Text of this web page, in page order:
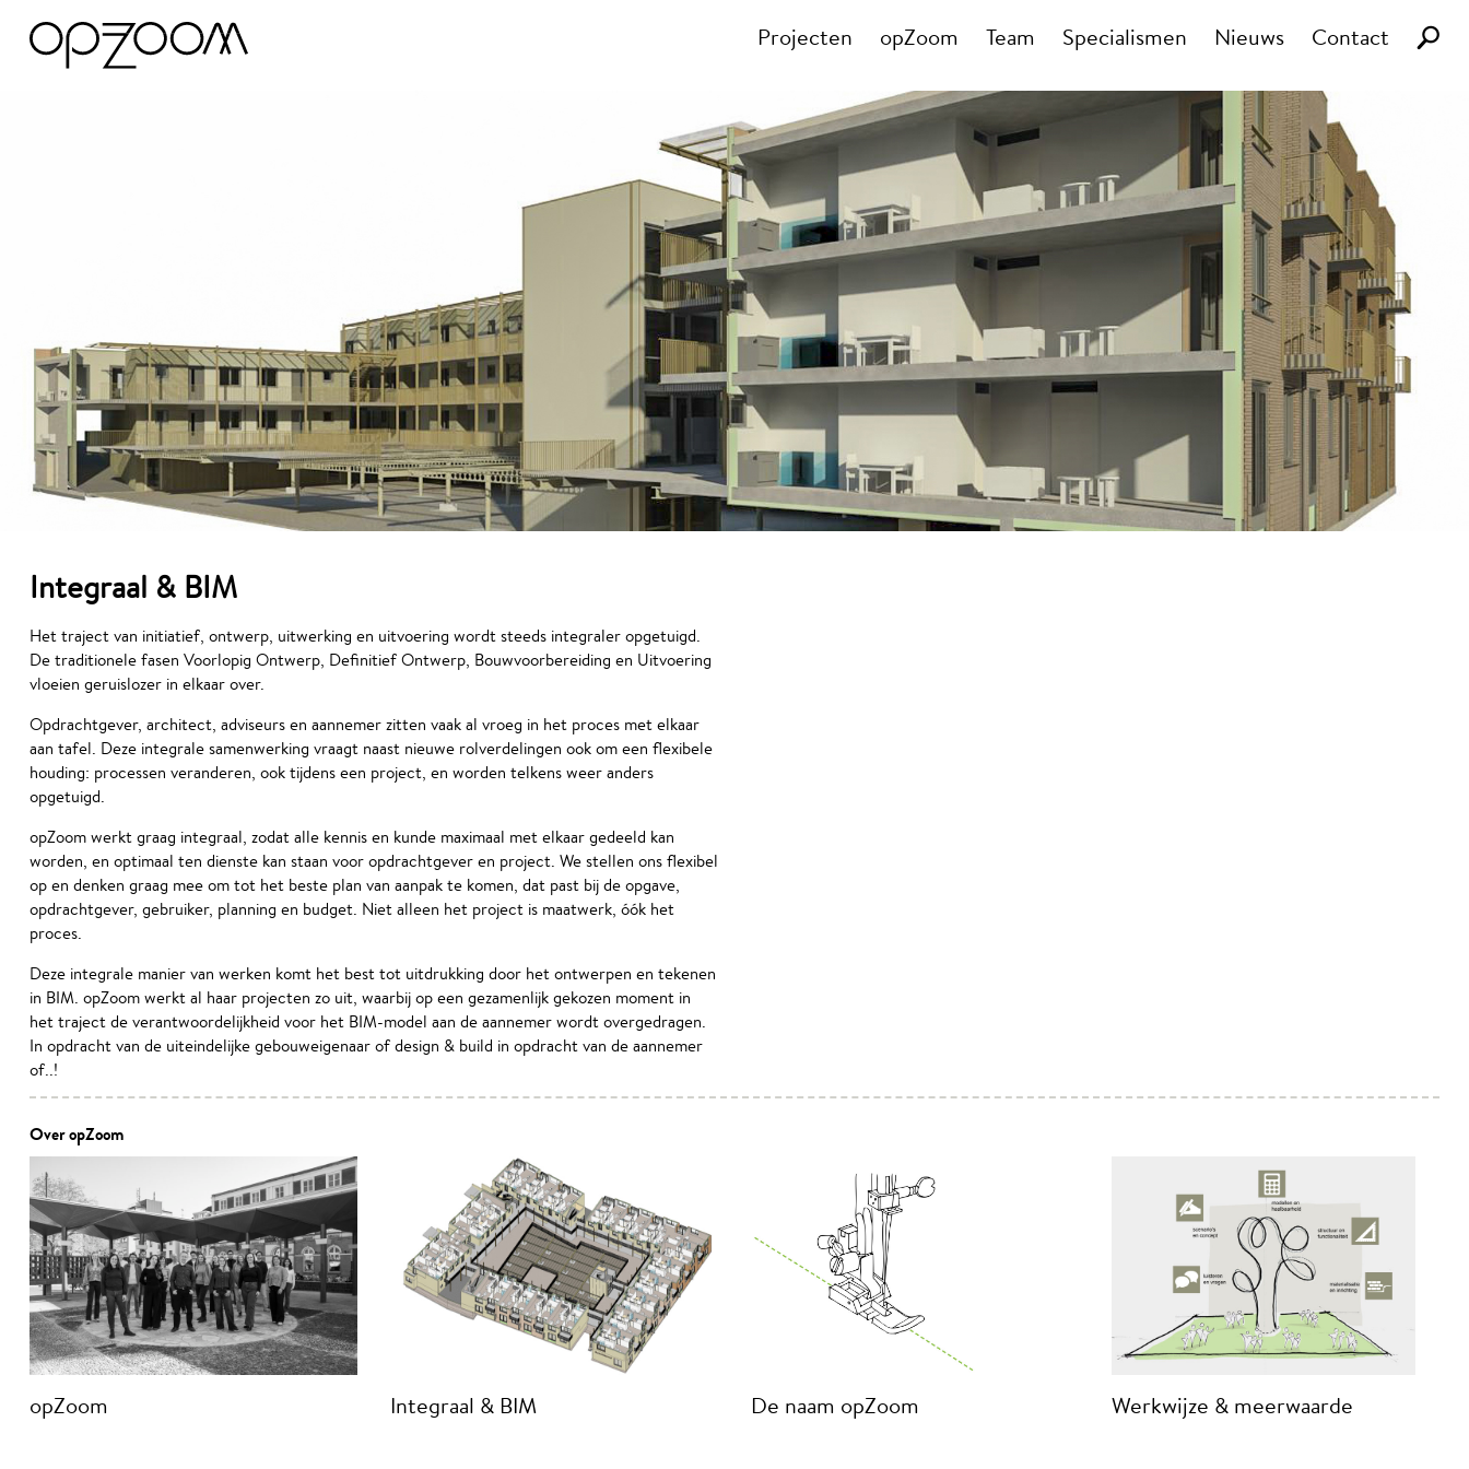
Projecten opZoom Team Specialismen Nieuws Contact
Integraal & BIM
Het traject van initiatief, ontwerp, uitwerking en uitvoering wordt steeds integraler opgetuigd.
De traditionele fasen Voorlopig Ontwerp, Definitief Ontwerp, Bouwvoorbereiding en Uitvoering
vloeien geruislozer in elkaar over.
Opdrachtgever, architect, adviseurs en aannemer zitten vaak al vroeg in het proces met elkaar
aan tafel. Deze integrale samenwerking vraagt naast nieuwe rolverdelingen ook om een flexibele
houding: processen veranderen, ook tijdens een project, en worden telkens weer anders
opgetuigd.
opZoom werkt graag integraal, zodat alle kennis en kunde maximaal met elkaar gedeeld kan
worden, en optimaal ten dienste kan staan voor opdrachtgever en project. We stellen ons flexibel
op en denken graag mee om tot het beste plan van aanpak te komen, dat past bij de opgave,
opdrachtgever, gebruiker, planning en budget. Niet alleen het project is maatwerk, óók het
proces.
Deze integrale manier van werken komt het best tot uitdrukking door het ontwerpen en tekenen
in BIM. opZoom werkt al haar projecten zo uit, waarbij op een gezamenlijk gekozen moment in
het traject de verantwoordelijkheid voor het BIM-model aan de aannemer wordt overgedragen.
In opdracht van de uiteindelijke gebouweigenaar of design & build in opdracht van de aannemer
of..!
Over opZoom
opZoom Integraal & BIM De naam opZoom Werkwijze & meerwaarde